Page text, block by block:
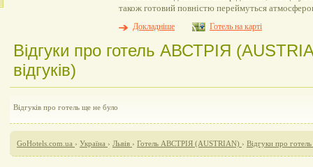
також готовий повністю переймуться
Докладніше
Готель на карті
Відгуки про готель АВСТРІЯ
відгуків)
Відгуків про готель ще не було
GoHotels.com.ua › Україна › Львів › Готель АВСТРІЯ (AUSTRIAN) › Відгуки про